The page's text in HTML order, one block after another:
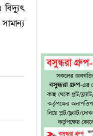
বিদ্যুৎ